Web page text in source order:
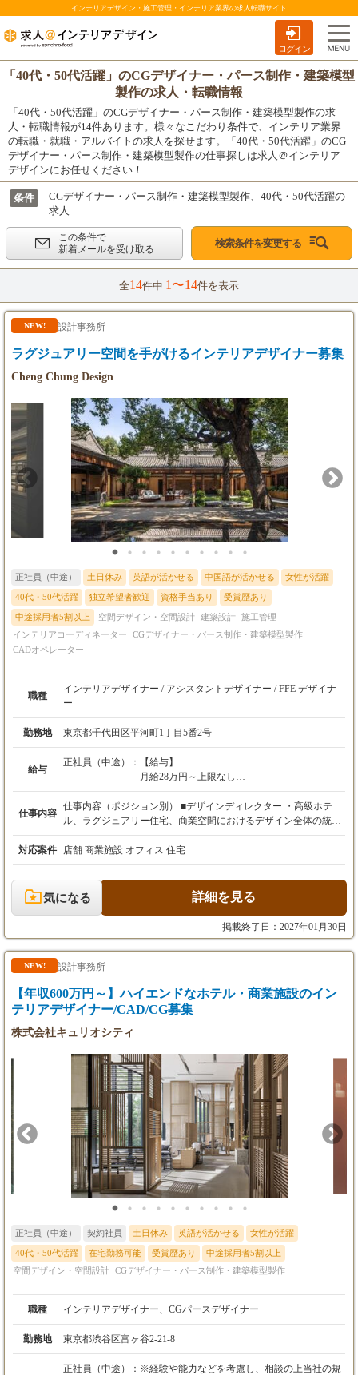
インテリアデザイン・施工管理・インテリア業界の求人転職サイト
ログイン
「40代・50代活躍」のCGデザイナー・パース制作・建築模型
製作の求人・転職情報
「40代・50代活躍」のCGデザイナー・パース制作・建築模型製作の求
人・転職情報が14件あります。様々なこだわり条件で、インテリア業界
の転職・就職・アルバイトの求人を探せます。「40代・50代活躍」のCG
デザイナー・パース制作・建築模型製作の仕事探しは求人＠インテリア
デザインにお任せください！
条件
CGデザイナー・パース制作・建築模型製作、40代・50代活躍の
求人
この条件で
新着メールを受け取る
検索条件を変更する
全14件中 1〜14件を表示
NEW! 設計事務所
ラグジュアリー空間を手がけるインテリアデザイナー募集
Cheng Chung Design
正社員（中途） 土日休み 英語が活かせる 中国語が活かせる 女性が活躍
40代・50代活躍 独立希望者歓迎 資格手当あり 受賞歴あり
中途採用者5割以上 空間デザイン・空間設計 建築設計 施工管理
インテリアコーディネーター
CGデザイナー・パース制作・建築模型製作
CADオペレーター
職種
インテリアデザイナー / アシスタントデザイナー / FFE デザイナ
ー
勤務地 東京都千代田区平河町1丁目5番2号
給与
正社員（中途）：
【給与】
月給28万円～上限なし
※経験・スキルを考慮の上、決定します。
【試用期間】
あり（本採用時と条件変更なし）
仕事内容
仕事内容（ポジション別） ■デザインディレクター ・高級ホテ
ル、ラグジュアリー住宅、商業空間におけるデザイン全体の統括
・コンセプト立案およびデザイン方針の策定 ・クライアントへの
提案・プレゼンテーションの主導 ・プロジェクト全体の品質・ス
ケジュール・コスト管理 ・日本および海外拠点との連携によるプ
ロジェクト推進 ・チームマネジメント（指導・評価・育成） ■シ
ニアデザイナー ・高級ホテル、ラグジュアリー住宅、商業空間の
設計業務全般を担当 ・コンセプトに基づく空間デザインの具体化
（基本〜実施設計） ・クライアントとの打ち合わせおよび設計提
案 ・プロジェクトの進行管理および関係各所との調整 ・海外拠
点との設計連携・調整業務 ・ジュニアデザイナーの指導・サポー
ト ■デザイナー ・高級ホテル、ラグジュアリー住宅、商業空間に
・パース・プレゼン資料の作成サポート ・マテリアル選定・サン
プル管理補助 ・社内外メンバーとの基本的な調整業務
対応案件 店舗 商業施設 オフィス 住宅
気になる 詳細を見る
掲載終了日：2027年01月30日
NEW! 設計事務所
【年収600万円～】ハイエンドなホテル・商業施設のイン
テリアデザイナー/CAD/CG募集
株式会社キュリオシティ
正社員（中途） 契約社員 土日休み 英語が活かせる 女性が活躍
40代・50代活躍 在宅勤務可能 受賞歴あり
中途採用者5割以上
空間デザイン・空間設計 CGデザイナー・パース制作・建築模型製作
職種 インテリアデザイナー、CGパースデザイナー
勤務地 東京都渋谷区富ヶ谷2-21-8
正社員（中途）： ※経験や能力などを考慮し、相談の上当社の規